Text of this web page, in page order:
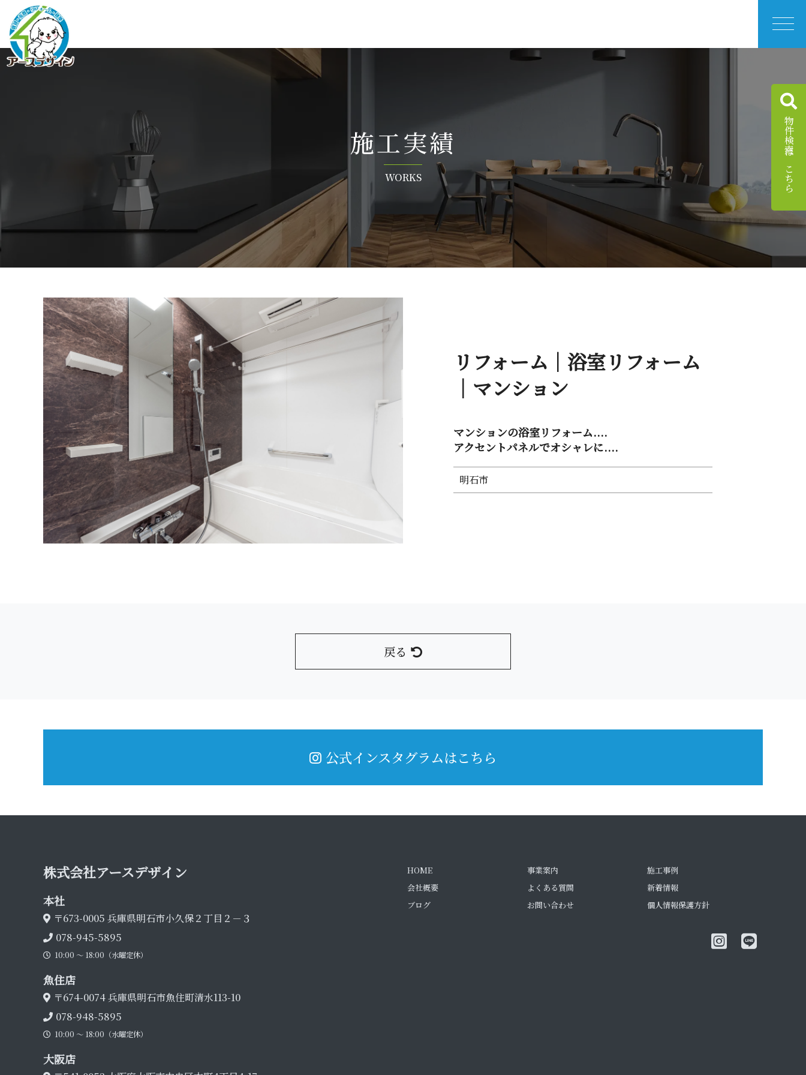
施 工 実 績
W O R K S
リフォーム｜浴室リフォーム
｜マ ン シ ョ ン
マンションの浴室リフォーム....
アクセントパネルでオシャレに....
明石市
戻る
物件検索はこちら
公式インスタグラムはこちら
株式会社アース デ ザ イ ン
本 社
〒673-0005 兵庫県明石市小久保２丁目２－３
078-945-5895
10:00 〜 18:00（水曜定休）
魚 住 店
〒674-0074兵庫県明石市魚住町清水113-10
078-948-5895
10:00 〜 18:00（水曜定休）
大 阪 店
HOME 事業案内
施工事例
会社概要
よくある質問
新着情報
ブログ
お問い合わせ 個人情報保護方針